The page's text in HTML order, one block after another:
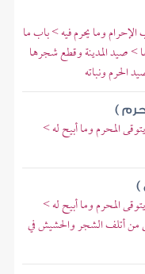
وما يحرم فيه > باب ما
> صيد المدينة وقطع شجرها
الحرم ونباته
)
المحرم وما أبيح له >
)
المحرم وما أبيح له >
من أتلف الشجر والحشيش في